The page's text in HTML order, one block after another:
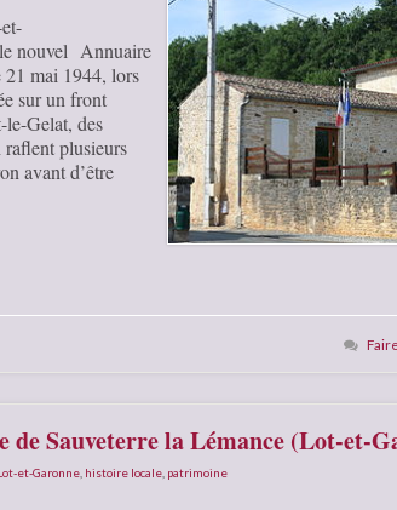
nouvel Annuaire
21 mai 1944, lors
sur un front
Gelat, des
plusieurs
avant d’être
Sauveterre la Lémance (Lot-et-
et-Garonne histoire locale patrimoine